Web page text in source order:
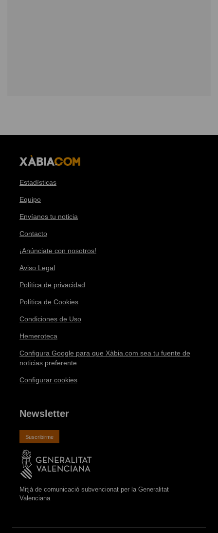
Estadísticas
Equipo
Envíanos tu noticia
Contacto
¡Anúnciate con nosotros!
Aviso Legal
Política de privacidad
Política de Cookies
Condiciones de Uso
Hemeroteca
Configura Google para que Xàbia.com sea tu fuente de
noticias preferente
Configurar cookies
Newsletter
Suscribirme
Mitjà de comunicació subvencionat per la Generalitat
Valenciana